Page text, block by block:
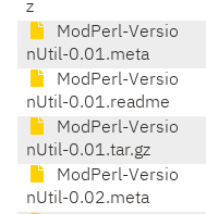
z
ModPerl-Versio
nUtil-0.01.meta
ModPerl-Versio
nUtil-0.01.readme
ModPerl-Versio
nUtil-0.01.tar.gz
ModPerl-Versio
nUtil-0.02.meta